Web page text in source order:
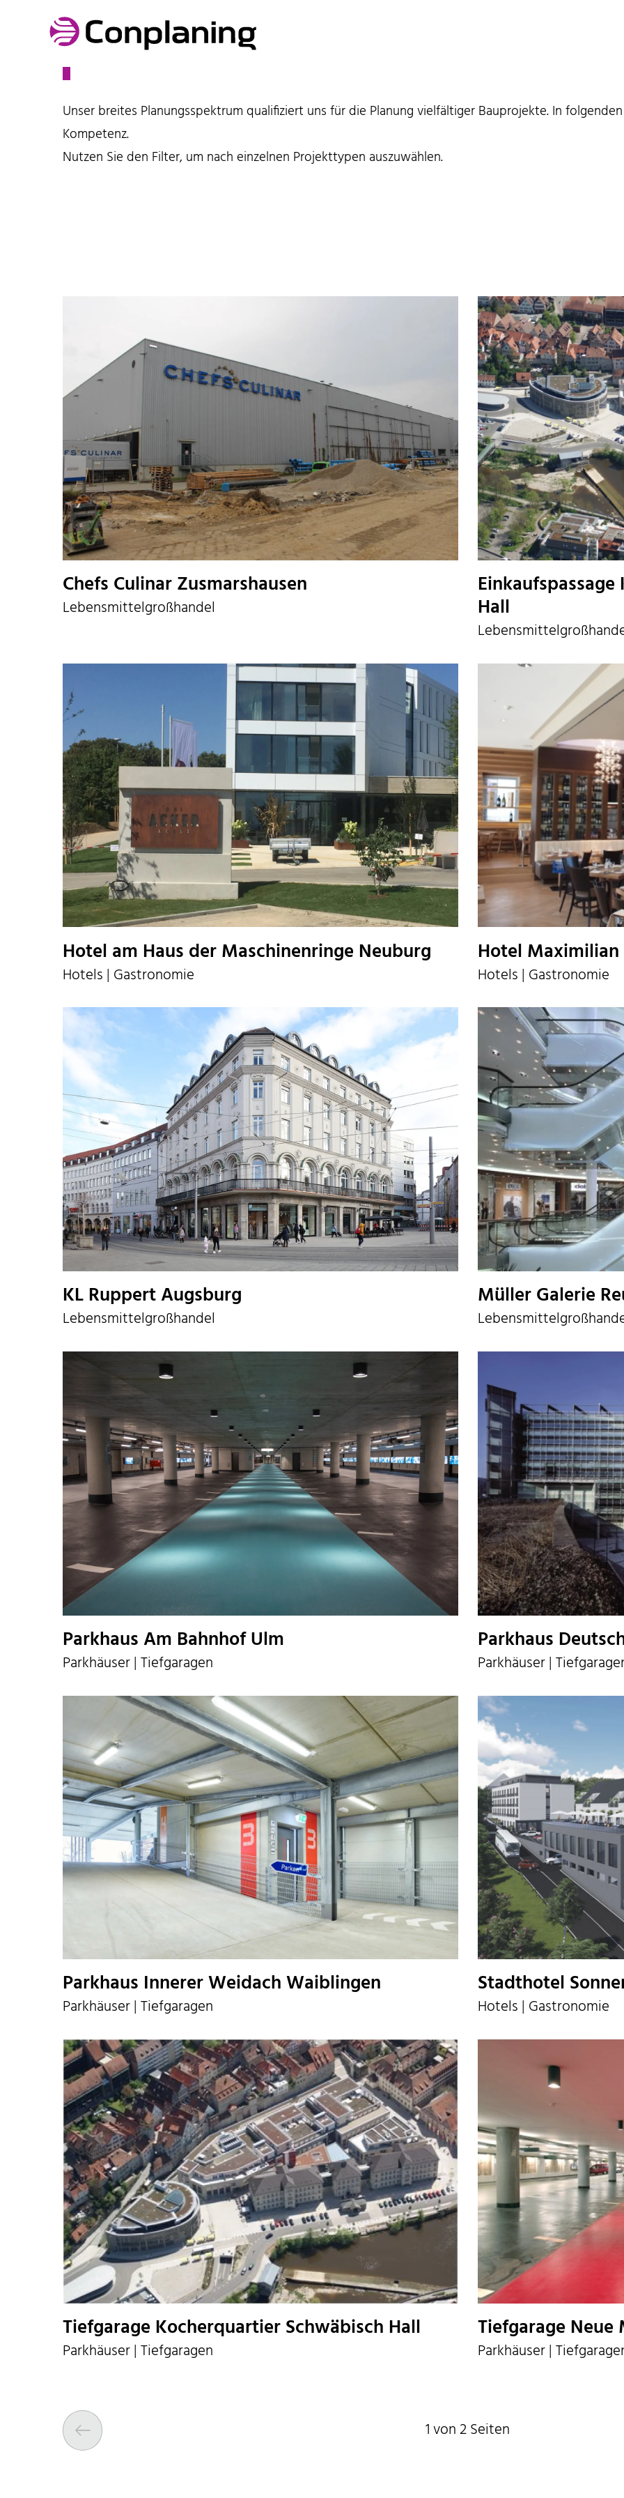
Referenzen
Unser breites Planungsspektrum qualifiziert uns für die Planung vielfältiger Bauprojekte. In
Kompetenz.
Nutzen Sie den Filter, um nach einzelnen Projekttypen auszuwählen.
Chefs Culinar Zusmarshausen
Lebensmittelgroßhandel Hall
Hotel am Haus der Maschinenringe Neuburg
Hotels | Gastronomie
Hotel
Hotels | Gastronomie
KL Ruppert Augsburg
Lebensmittelgroßhandel
Müller Galerie
Parkhaus Am Bahnhof Ulm
Parkhäuser | Tiefgaragen
Parkhaus
Parkhäuser |
Parkhaus Innerer Weidach Waiblingen
Parkhäuser | Tiefgaragen
Stadthotel
Hotels | Gastronomie
Tiefgarage Kocherquartier Schwäbisch Hall
Parkhäuser | Tiefgaragen
Tiefgarage
Parkhäuser |
 1 von 2 Seiten